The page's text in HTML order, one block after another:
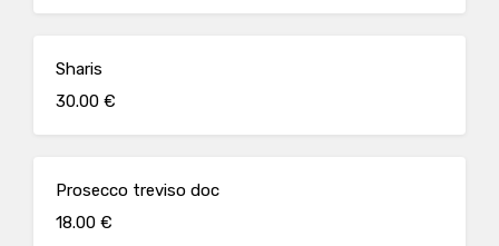
Sharis
30.00 €
Prosecco treviso doc
18.00 €